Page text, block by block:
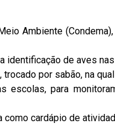
Ambiente
identificação de aves
por sabão, na
escolas, para
cardápio de